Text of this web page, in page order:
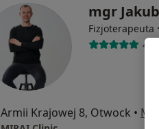
mgr
Fizjoterapeuta ·
44
Armii Krajowej 8, Otwock •